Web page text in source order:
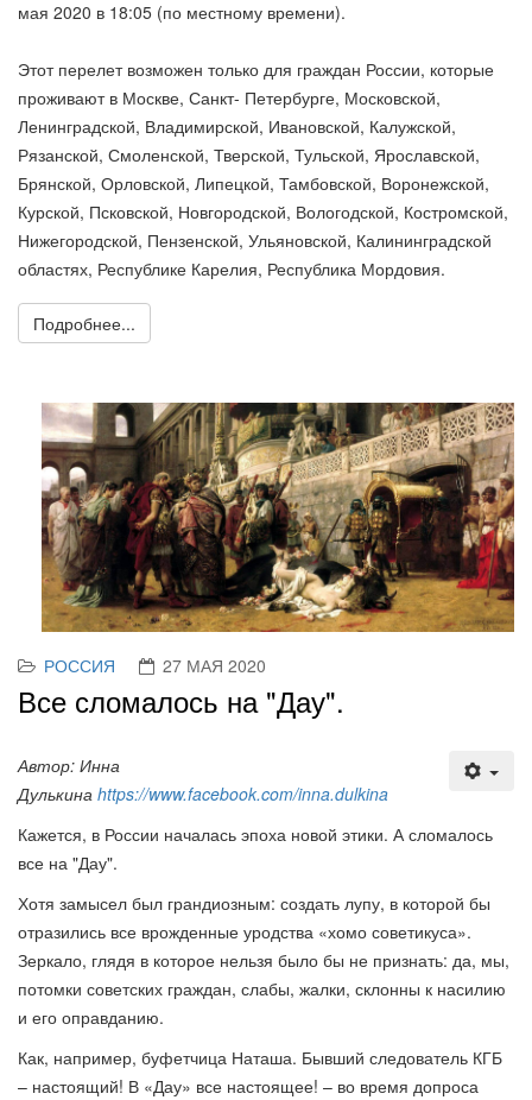
мая 2020 в 18:05 (по местному времени).
Этот перелет возможен только для граждан России, которые
проживают в Москве, Санкт- Петербурге, Московской,
Ленинградской, Владимирской, Ивановской, Калужской,
Рязанской, Смоленской, Тверской, Тульской, Ярославской,
Брянской, Орловской, Липецкой, Тамбовской, Воронежской,
Курской, Псковской, Новгородской, Вологодской, Костромской,
Нижегородской, Пензенской, Ульяновской, Калининградской
областях, Республике Карелия, Республика Мордовия.
Подробнее...
РОССИЯ 27 МАЯ 2020
Все сломалось на "Дау".
Автор: Инна
Дулькина https://www.facebook.com/inna.dulkina
Кажется, в России началась эпоха новой этики. А сломалось
все на "Дау".
Хотя замысел был грандиозным: создать лупу, в которой бы
отразились все врожденные уродства «хомо советикуса».
Зеркало, глядя в которое нельзя было бы не признать: да, мы,
потомки советских граждан, слабы, жалки, склонны к насилию
и его оправданию.
Как, например, буфетчица Наташа. Бывший следователь КГБ
– настоящий! В «Дау» все настоящее! – во время допроса